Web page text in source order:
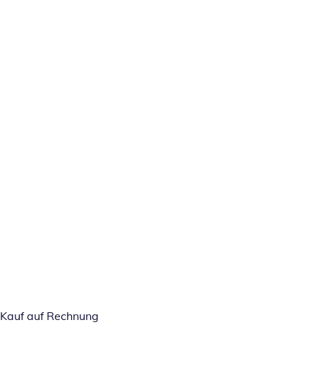
Kauf auf Rechnung